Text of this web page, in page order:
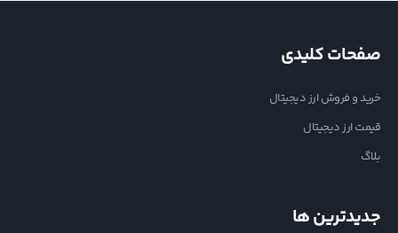
صفحات کلیدی
خرید و فروش ارز دیجیتال
قیمت ارز دیجیتال
بلاگ
جدیدترین ها